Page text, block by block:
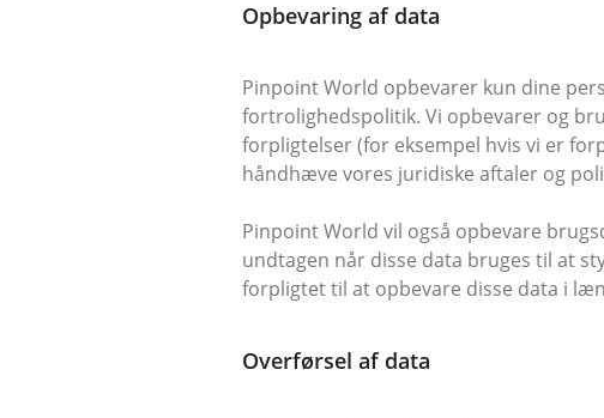
Opbevaring af data
Pinpoint World opbevarer kun dine
fortrolighedspolitik. Vi opbevarer og
forpligtelser (for eksempel hvis vi er
håndhæve vores juridiske aftaler og
Pinpoint World vil også opbevare
undtagen når disse data bruges til at
forpligtet til at opbevare disse data i
Overførsel af data